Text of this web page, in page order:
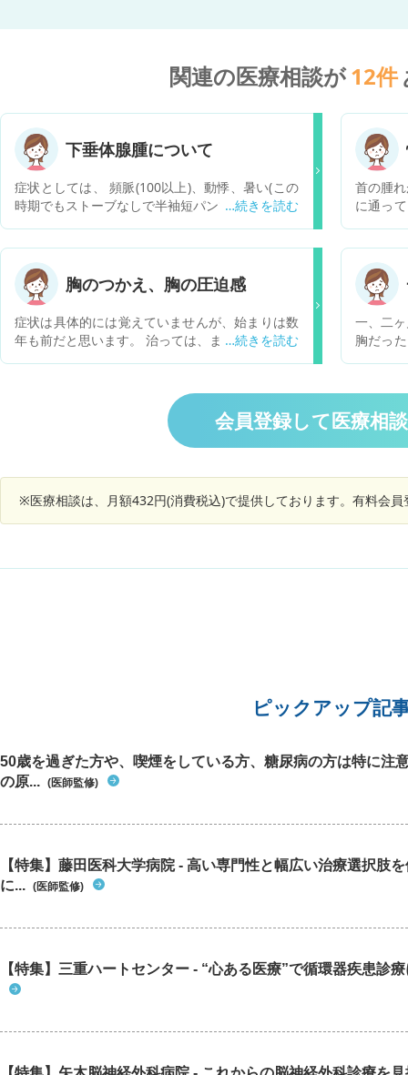
関連の医療相談が12件
下垂体腺腫について
症状としては、 頻脈(100以上)、動悸、暑い(この
時期でもストーブなしで半袖短パンで平気)、体重
( )内を基準値とし、 FT3 8.8(2.4~4.5) FT4 1.3(1.0
~1.7) TSH 1.35(0.56~4.30) TSHレセプター抗体第
三世代 1.4(0.0~1.9) 甲状腺のエコーでは、痛みが
なく軽い甲状腺肥大を認めるものでした。 また、
橋本病患者に見られる 抗サイログロブリン抗体 2
92(0~27) 抗ペルオキシダーゼ抗体 600(0~15) で
した。 そして12/16に再度内分泌内科にて FT3 8.
でした。その医師によると基準値を超えていたFT
3が少し下がったので無痛性甲状腺炎とみていい
でしょう みたいなことになって放置されています
ず調べていると、下垂体腺腫のうちのTSH産生腫
瘍に辿り着きました。 甲状腺機能亢進が軽度～中
に1度の高頻度でなっており、眼科には行ってま
準値のなかではやや高値ではありますが、このFT
性はあるのでしょうか？ MRI以外の状態がほとん
ど全て当てはまるので気になりました。 2月にま
た検査がありますがおそらく無痛性甲状腺炎で経
ら下垂体腺腫の可能性はないのかと聞いてもいい
答しにくいとは思いますがどうかよろしくお願い
します。
首の腫
に通っ
ずかし
のこと
通う意
かく首
が、無
まりま
胸のつかえ、胸の圧迫感
症状は具体的には覚えていませんが、始まりは数
年も前だと思います。 治っては、また時々なると
られてるような圧迫感または、喉になにか支えて
いるような違和感があります。 逆流性食道炎かと
思いましたが、つい先日別で胃カメラをした際に
は食道炎の可能性はないとの診断でした。 とても
市販薬などで効果があるものなどあるのでしょう
か。
一、二
胸だっ
痛さで
な小さ
く起き
起こります。 また、たまに動
りません。 生活に支障は無いのです
ではな
会員登録して医療相
※医療相談は、月額432円(消費税込)で提供しております。有料会
ピックアップ記
50歳を過ぎた方や、喫煙をしている方、糖尿病の方は特に注
の原... (医師監修)
【特集】藤田医科大学病院 - 高い専門性と幅広い治療選択肢
に... (医師監修)
【特集】三重ハートセンター - “心ある医療”で循環器疾患診